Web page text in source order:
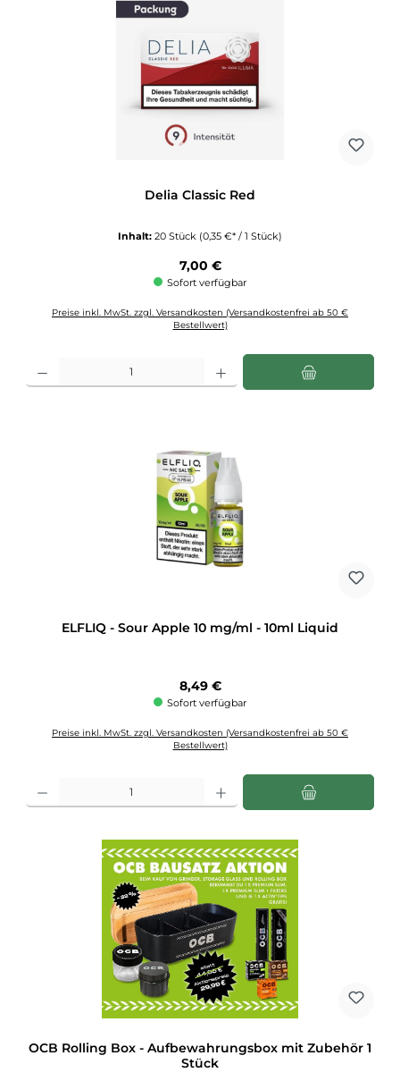
Delia Classic Red
Inhalt: 20 Stück (0,35 €* / 1 Stück)
Regulärer Preis:
7,00 €
Sofort verfügbar
Preise inkl. MwSt. zzgl. Versandkosten (Versandkostenfrei ab 50 €
Bestellwert)
ELFLIQ - Sour Apple 10 mg/ml - 10ml Liquid
Regulärer Preis:
8,49 €
Sofort verfügbar
Preise inkl. MwSt. zzgl. Versandkosten (Versandkostenfrei ab 50 €
Bestellwert)
Produkt Anzahl: Gib den gewünschten Wert ein oder benutze die Schaltflächen
OCB Rolling Box - Aufbewahrungsbox mit Zubehör 1
Stück